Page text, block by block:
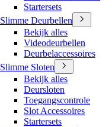
Startersets
Slimme Deurbellen
Bekijk alles
Videodeurbellen
Deurbelaccessoires
Slimme Sloten
Bekijk alles
Deursloten
Toegangscontrole
Slot Accessoires
Startersets